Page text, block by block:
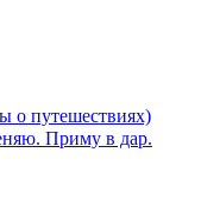
о путешествиях)
Приму в дар.